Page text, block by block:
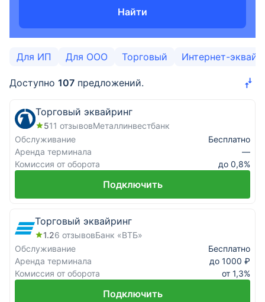
Займы для бизнеса
Регистрация бизнеса
Эквайринг
ВЭД
Депозиты для бизнеса
Бизнес-карты
Банковские гарантии
Факторинг
Проверка контрагента
Найти
Для ИП Для ООО Торговый Интернет-
Доступно 107 предложений.
Торговый эквайринг
511 отзывовМеталлинвестбанк
Обслуживание
Бесплатно
Аренда терминала
—
Комиссия от оборота
до 0,8%
Подключить
Торговый эквайринг
1.26 отзывовБанк «ВТБ»
Обслуживание
Бесплатно
Аренда терминала
до 1000 ₽
Комиссия от оборота
от 1,3%
Подключить